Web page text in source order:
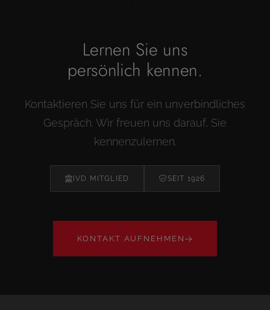
Lernen Sie uns
persönlich kennen.
Kontaktieren Sie uns für ein unverbindliches
Gespräch. Wir freuen uns darauf, Sie
kennenzulernen.
IVD MITGLIED SEIT 1926
KONTAKT AUFNEHMEN